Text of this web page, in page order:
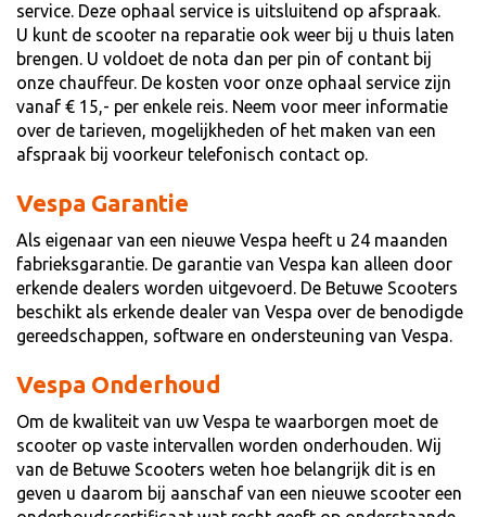
service. Deze ophaal service is uitsluitend op afspraak.
U kunt de scooter na reparatie ook weer bij u thuis laten
brengen. U voldoet de nota dan per pin of contant bij
onze chauffeur. De kosten voor onze ophaal service zijn
vanaf € 15,- per enkele reis. Neem voor meer informatie
over de tarieven, mogelijkheden of het maken van een
afspraak bij voorkeur telefonisch contact op.
Vespa Garantie
Als eigenaar van een nieuwe Vespa heeft u 24 maanden
fabrieksgarantie. De garantie van Vespa kan alleen door
erkende dealers worden uitgevoerd. De Betuwe Scooters
beschikt als erkende dealer van Vespa over de benodigde
gereedschappen, software en ondersteuning van Vespa.
Vespa Onderhoud
Om de kwaliteit van uw Vespa te waarborgen moet de
scooter op vaste intervallen worden onderhouden. Wij
van de Betuwe Scooters weten hoe belangrijk dit is en
geven u daarom bij aanschaf van een nieuwe scooter een